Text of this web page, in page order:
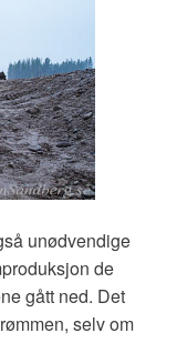
unødvendige
de
gått ned. Det
selv om